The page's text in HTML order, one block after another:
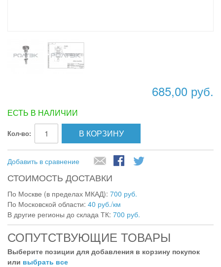
685,00 руб.
ЕСТЬ В НАЛИЧИИ
Кол-во: В КОРЗИНУ
Добавить в сравнение
СТОИМОСТЬ ДОСТАВКИ
По Москве (в пределах МКАД): 700 руб.
По Московской области: 40 руб./км
В другие регионы до склада ТК: 700 руб.
СОПУТСТВУЮЩИЕ ТОВАРЫ
Выберите позиции для добавления в корзину покупок
или выбрать все